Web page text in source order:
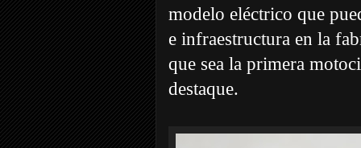
modelo eléctrico que
e infraestructura en la
que sea la primera
destaque.